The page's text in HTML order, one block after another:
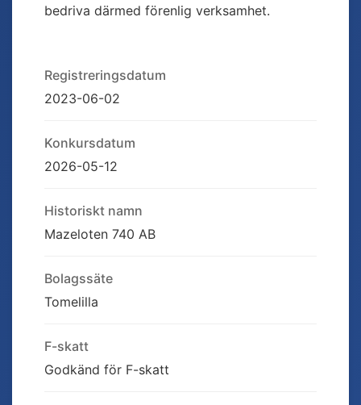
bedriva därmed förenlig verksamhet.
Registreringsdatum
2023-06-02
Konkursdatum
2026-05-12
Historiskt namn
Mazeloten 740 AB
Bolagssäte
Tomelilla
F-skatt
Godkänd för F-skatt